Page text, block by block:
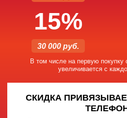
15%
30 000 руб.
В том числе на первую покупку
увеличивается с
СКИДКА